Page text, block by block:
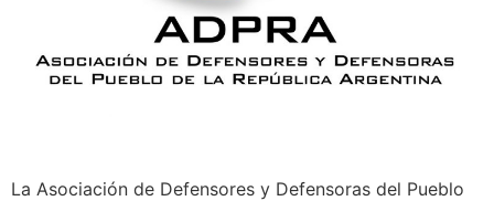
La Asociación de Defensores y Defensoras del Pueblo